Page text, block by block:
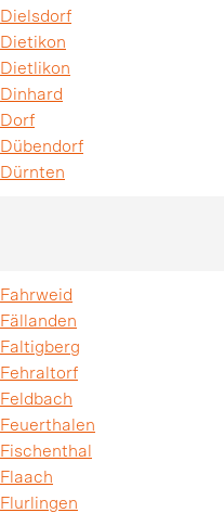
Dielsdorf
Dietikon
Dietlikon
Dinhard
Dorf
Dübendorf
Dürnten
Fahrweid
Fällanden
Faltigberg
Fehraltorf
Feldbach
Feuerthalen
Fischenthal
Flaach
Flurlingen